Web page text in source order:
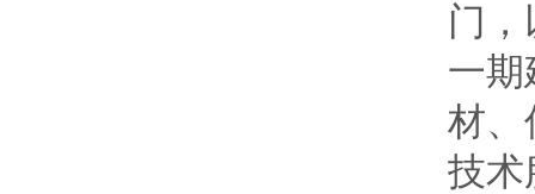
门
一期
材、
技术